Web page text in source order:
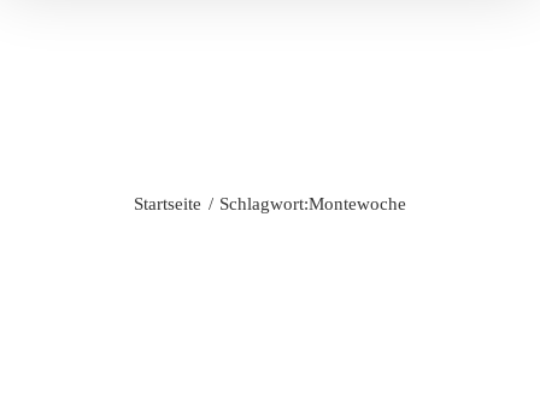
Startseite Schlagwort:Montewoche